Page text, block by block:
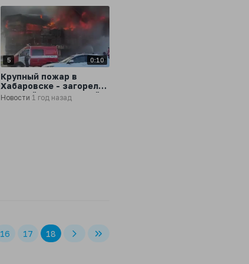
5 0:10
Крупный пожар в
Хабаровске - загорелся
краевой музыкальный
театр на улице Карла
Новости 1 год назад
16 17 18